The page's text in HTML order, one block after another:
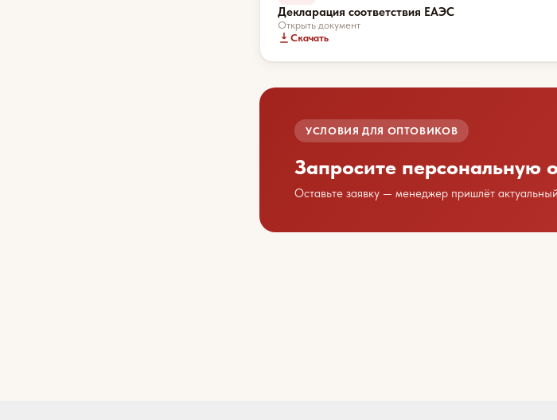
Декларация соответствия ЕАЭС
Открыть документ
Скачать
УСЛОВИЯ ДЛЯ ОПТОВИКОВ
Запросите персональную
Оставьте заявку — менеджер пришлёт
Обсудим